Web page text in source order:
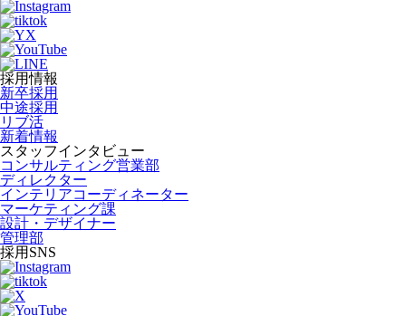
採用情報
新卒採用
中途採用
リブ活
新着情報
スタッフインタビュー
コンサルティング営業部
ディレクター
インテリアコーディネーター
マーケティング課
設計・デザイナー
管理部
採用SNS